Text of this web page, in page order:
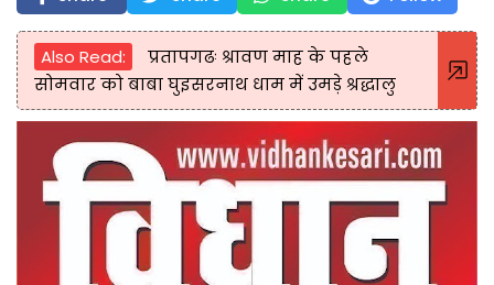
Also Read:
प्रतापगढः श्रावण माह के पहले
सोमवार को बाबा घुइसरनाथ धाम में उमड़े श्रद्धालु